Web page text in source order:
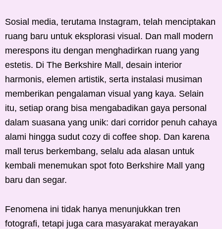
Sosial media, terutama Instagram, telah menciptakan
ruang baru untuk eksplorasi visual. Dan mall modern
merespons itu dengan menghadirkan ruang yang
estetis. Di The Berkshire Mall, desain interior
harmonis, elemen artistik, serta instalasi musiman
memberikan pengalaman visual yang kaya. Selain
itu, setiap orang bisa mengabadikan gaya personal
dalam suasana yang unik: dari corridor penuh cahaya
alami hingga sudut cozy di coffee shop. Dan karena
mall terus berkembang, selalu ada alasan untuk
kembali menemukan spot foto Berkshire Mall yang
baru dan segar.
Fenomena ini tidak hanya menunjukkan tren
fotografi, tetapi juga cara masyarakat merayakan